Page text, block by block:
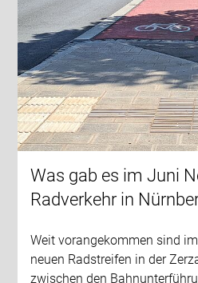
Was gab es im Juni
Radverkehr in
Weit vorangekommen sind
neuen Radstreifen in der
zwischen den